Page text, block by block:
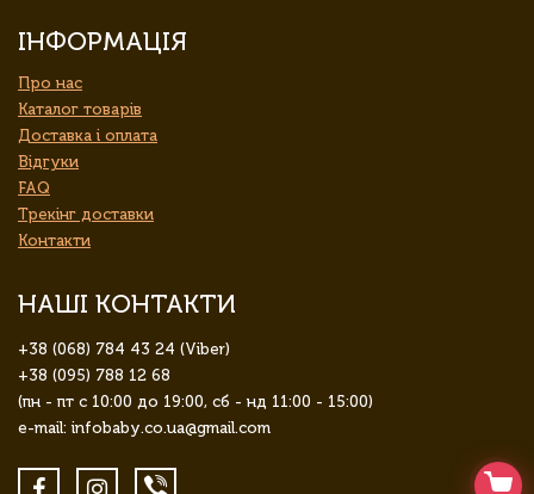
ІНФОРМАЦІЯ
Про нас
Каталог товарів
Доставка і оплата
Відгуки
FAQ
Трекінг доставки
Контакти
НАШІ КОНТАКТИ
+38 (068) 784 43 24 (Viber)
+38 (095) 788 12 68
(пн - пт с 10:00 до 19:00, сб - нд 11:00 - 15:00)
e-mail: infobaby.co.ua@gmail.com